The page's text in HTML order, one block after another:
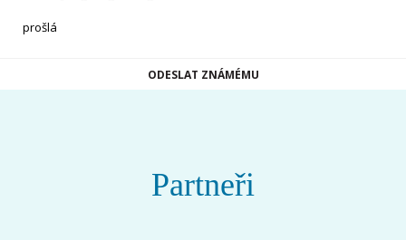
prošlá
ODESLAT ZNÁMÉMU
Partneři